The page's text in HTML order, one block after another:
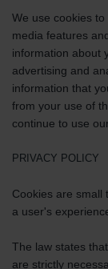
We use cookies
media features
information about
advertising and
information that
from your use of
continue to use
PRIVACY POLICY
Cookies are small
a user's
The law states
are strictly